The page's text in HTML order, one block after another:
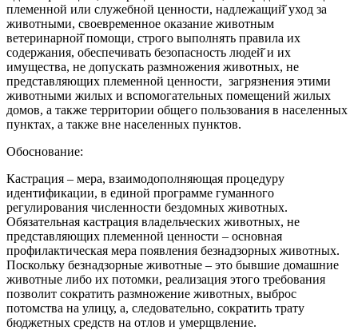
племенной или служебной ценности, надлежащий̆ уход за
животными, своевременное оказание животным
ветеринарной̆ помощи, строго выполнять правила их
содержания, обеспечивать безопасность людей̆ и их
имущества, не допускать размножения животных, не
представляющих племенной ценности, загрязнения этими
животными жилых и вспомогательных помещений жилых
домов, а также территории общего пользования в населенных
пунктах, а также вне населенных пунктов.
Обоснование:
Кастрация – мера, взаимодополняющая процедуру
идентификации, в единой программе гуманного
регулирования численности бездомных животных.
Обязательная кастрация владельческих животных, не
представляющих племенной ценности – основная
профилактическая мера появления безнадзорных животных.
Поскольку безнадзорные животные – это бывшие домашние
животные либо их потомки, реализация этого требования
позволит сократить размножение животных, выброс
потомства на улицу, а, следовательно, сократить трату
бюджетных средств на отлов и умерщвление.